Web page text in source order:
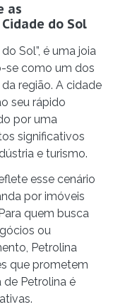
as
do Sol
Sol”, é uma joia
se como um dos
região. A cidade
seu rápido
por uma
significativos
e turismo.
esse cenário
por imóveis
quem busca
ou
Petrolina
que prometem
de Petrolina é